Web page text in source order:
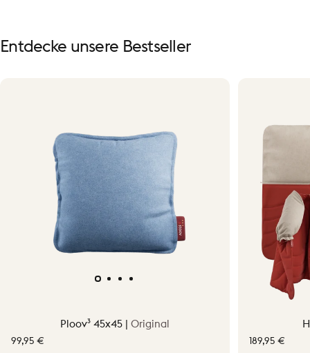
Entdecke unsere Bestseller
Ploov³ 45x45 | Original
99,95 € 189,95 €